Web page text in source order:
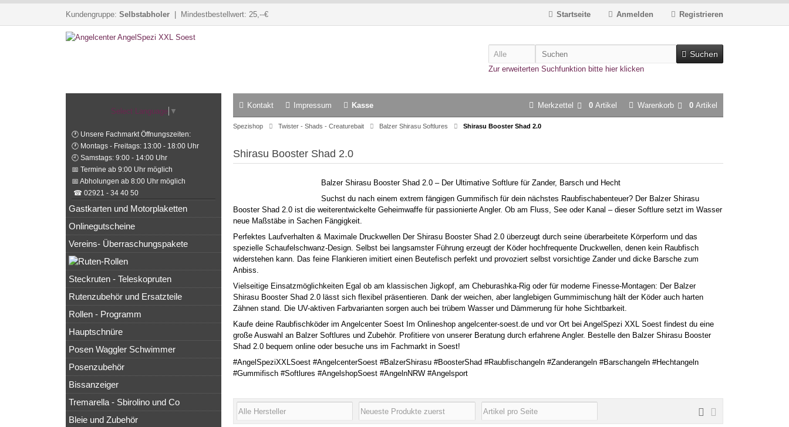
Kundengruppe: Selbstabholer | Mindestbestellwert: 25,--€ Registrieren
Anmelden
Startseite
Suchen
Zur erweiterten Suchfunktion bitte hier klicken
Kontakt Impressum Kasse Warenkorb 0 Artikel
Merkzettel 0 Artikel
Spezishop Twister - Shads - Creaturebait Balzer Shirasu Softlures Shirasu Booster Shad 2.0
Shirasu Booster Shad 2.0
Balzer Shirasu Booster Shad 2.0 – Der Ultimative Softlure für Zander, Barsch und Hecht
Suchst du nach einem extrem fängigen Gummifisch für dein nächstes Raubfischabenteuer? Der Balzer Shirasu
Booster Shad 2.0 ist die weiterentwickelte Geheimwaffe für passionierte Angler. Ob am Fluss, See oder Kanal – dieser Softlure setzt im Wasser
neue Maßstäbe in Sachen Fängigkeit.
Perfektes Laufverhalten & Maximale Druckwellen Der Shirasu Booster Shad 2.0 überzeugt durch seine überarbeitete Körperform und das
spezielle Schaufelschwanz-Design. Selbst bei langsamster Führung erzeugt der Köder hochfrequente Druckwellen, denen kein Raubfisch
widerstehen kann. Das feine Flankieren imitiert einen Beutefisch perfekt und provoziert selbst vorsichtige Zander und dicke Barsche zum
Anbiss.
Vielseitige Einsatzmöglichkeiten Egal ob am klassischen Jigkopf, am Cheburashka-Rig oder für moderne Finesse-Montagen: Der Balzer
Shirasu Booster Shad 2.0 lässt sich flexibel präsentieren. Dank der weichen, aber langlebigen Gummimischung hält der Köder auch harten
Zähnen stand. Die UV-aktiven Farbvarianten sorgen auch bei trübem Wasser und Dämmerung für hohe Sichtbarkeit.
Kaufe deine Raubfischköder im Angelcenter Soest Im Onlineshop angelcenter-soest.de und vor Ort bei AngelSpezi XXL Soest findest du eine
große Auswahl an Balzer Softlures und Zubehör. Profitiere von unserer Beratung durch erfahrene Angler. Bestelle den Balzer Shirasu Booster
Shad 2.0 bequem online oder besuche uns im Fachmarkt in Soest!
#AngelSpeziXXLSoest #AngelcenterSoest #BalzerShirasu #BoosterShad #Raubfischangeln #Zanderangeln #Barschangeln #Hechtangeln
#Gummifisch #Softlures #AngelshopSoest #AngelnNRW #Angelsport
Select Language ▼
🕐 Unsere Fachmarkt Öffnungszeiten:
🕐 Montags - Freitags: 13:00 - 18:00 Uhr
🕘 Samstags: 9:00 - 14:00 Uhr
📅 Termine ab 9:00 Uhr möglich
📅 Abholungen ab 8:00 Uhr möglich
☎ 02921 - 34 40 50
Gastkarten und Motorplaketten
Onlinegutscheine
Vereins- Überraschungspakete
Steckruten - Teleskopruten
Rutenzubehör und Ersatzteile
Rollen - Programm
Hauptschnüre
Posen Waggler Schwimmer
Posenzubehör
Bissanzeiger
Tremarella - Sbirolino und Co
Bleie und Zubehör